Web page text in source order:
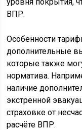
ВПР.
Особенности
дополнительные
которые также
норматива.
наличие
экстренной
страховке от
расчёте ВПР.